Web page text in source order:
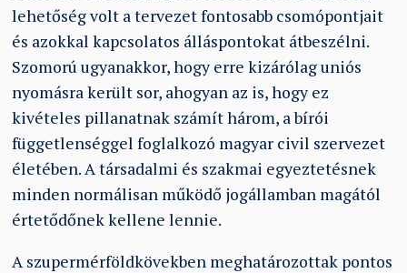
lehetőség volt a tervezet fontosabb csomópontjait
és azokkal kapcsolatos álláspontokat átbeszélni.
Szomorú ugyanakkor, hogy erre kizárólag uniós
nyomásra került sor, ahogyan az is, hogy ez
kivételes pillanatnak számít három, a bírói
függetlenséggel foglalkozó magyar civil szervezet
életében. A társadalmi és szakmai egyeztetésnek
minden normálisan működő jogállamban magától
értetődőnek kellene lennie.
A szupermérföldkövekben meghatározottak pontos